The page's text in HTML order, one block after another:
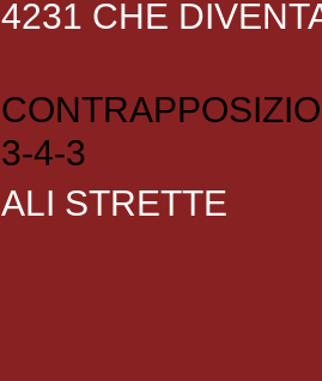
4231 CHE
3-4-3
ALI STRETTE